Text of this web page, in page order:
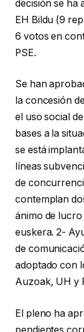
decisión se ha
EH Bildu (9
6 votos en
PSE.
Se han
la concesión
el uso social
bases a la
se está
líneas
de
contemplan
ánimo de lucro
euskera. 2-
de
adoptado con
Auzoak, UH y
El pleno ha